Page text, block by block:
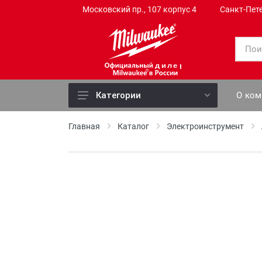
Московский пр., 107 корпус 4 Санкт-
дилер
Электроинструмент
Категории О
Главная Каталог Электроинструмент